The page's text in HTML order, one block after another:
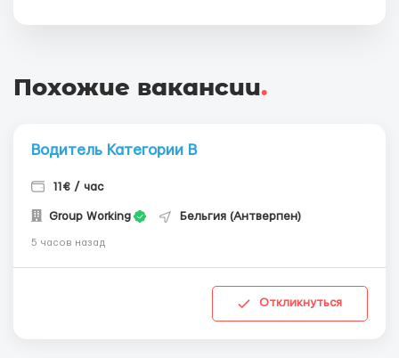
Похожие вакансии.
Водитель Категории В
11€ / час
Group Working Бельгия (Антверпен)
5 часов назад
Откликнуться